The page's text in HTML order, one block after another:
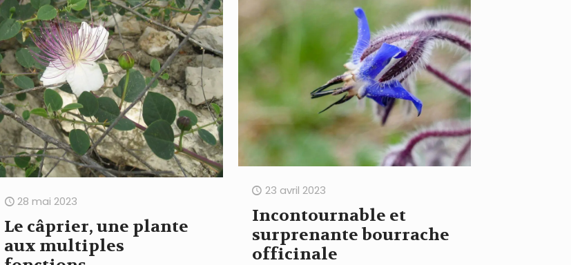
28 mai 2023
Le câprier, une plante
aux multiples
23 avril 2023
Incontournable et
surprenante bourrache
officinale